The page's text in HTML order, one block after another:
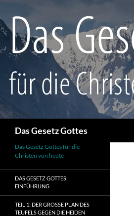
Das Gesetz Gottes
Das Gesetz Gottes für die
Christen von heute
DAS GESETZ GOTTES:
EINFÜHRUNG
TEIL 1: DER GROSSE PLAN DES T
EUFELS GEGEN DIE HEIDEN